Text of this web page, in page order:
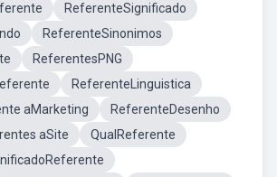
ReferenteSignificado
ReferenteSinonimos
ReferentesPNG
ReferenteLinguistica
aMarketing
ReferenteDesenho
aSite
QualReferente